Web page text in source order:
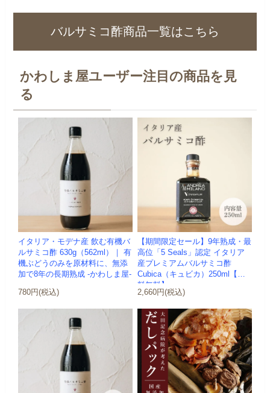
バルサミコ酢商品一覧はこちら
かわしま屋ユーザー注目の商品を見
る
イタリア・モデナ産 飲む有機バ
ルサミコ酢 630g（562ml）｜ 有
機ぶどうのみを原材料に、無添
加で8年の長期熟成 -かわしま屋-
780円(税込)
【期間限定セール】9年熟成・最
高位「5 Seals」認定 イタリア
産プレミアムバルサミコ酢
Cubica（キュビカ）250ml【送
料無料】
2,660円(税込)